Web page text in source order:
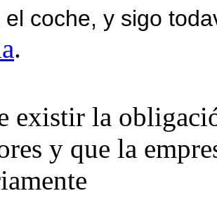
el coche, y sigo
.
existir la
y que la